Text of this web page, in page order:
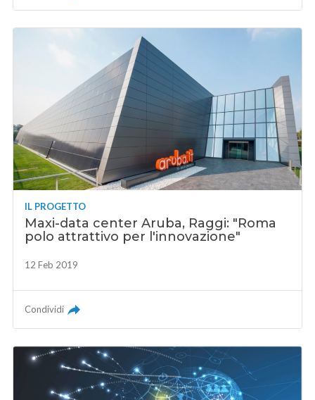
IL PROGETTO
Maxi-data center Aruba, Raggi: "Roma
polo attrattivo per l'innovazione"
12 Feb 2019
Condividi